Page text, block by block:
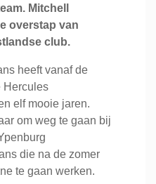
Mitchell
overstap van
club.
heeft vanaf de
Hercules
elf mooie jaren.
om weg te gaan bij
die na de zomer
te gaan werken.